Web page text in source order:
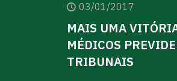
03/01/2017
MAIS UMA
MÉDICOS
TRIBUNAIS